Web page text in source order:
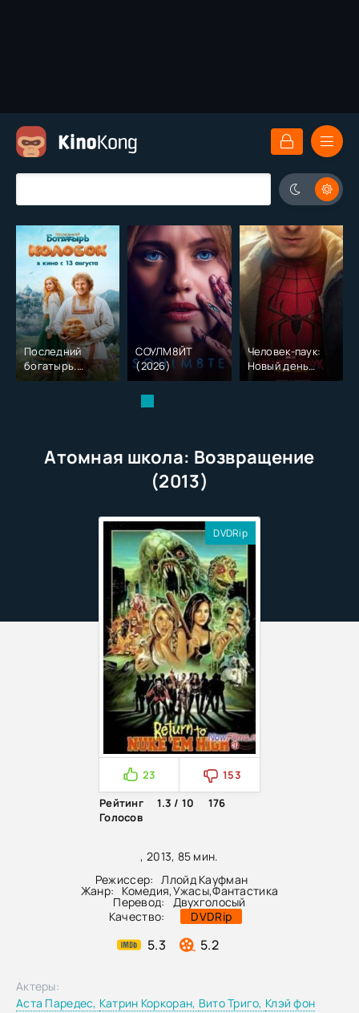
Последний
богатырь.
Колобок (2026)
СОУЛМ8ЙТ
(2026)
Человек-паук:
Новый день
(2026)
Атомная школа: Возвращение
(2013)
, 2013, 85 мин.
Режиссер:
Ллойд Кауфман
Жанр: Комедия,Ужасы,Фантастика
Перевод:
Двухголосый
Качество:
DVDRip
5.3 5.2
DVDRip
23
153
Рейтинг
1.3 / 10
176
Голосов
Актеры:
Аста Паредес, Катрин Коркоран, Вито Триго, Клэй фон